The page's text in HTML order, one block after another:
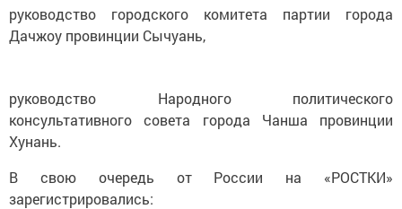
руководство городского комитета партии города
Дачжоу провинции Сычуань,
руководство Народного политического
консультативного совета города Чанша провинции
Хунань.
В свою очередь от России на «РОСТКИ»
зарегистрировались: